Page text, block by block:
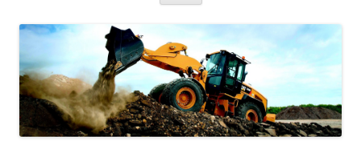
Inhalt